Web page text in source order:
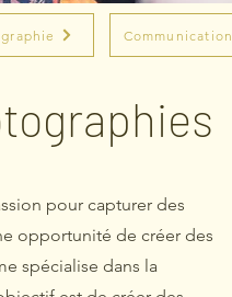
Communication
pour capturer des
opportunité de créer des
spécialise dans la